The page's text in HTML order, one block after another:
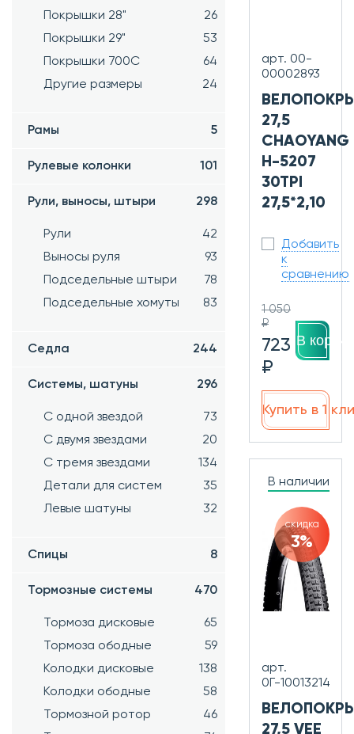
Покрышки 28"
26
Покрышки 29"
53
Покрышки 700C
64
Другие размеры
24
Рамы 5
Рулевые колонки 101
Рули, выносы, штыри 298
Рули
42
Выносы руля
93
Подседельные штыри
78
Подседельные хомуты
83
Седла 244
Системы, шатуны 296
С одной звездой
73
С двумя звездами
20
С тремя звездами
134
Детали для систем
35
Левые шатуны
32
Спицы 8
Тормозные системы 470
Тормоза дисковые
65
Тормоза ободные
59
Колодки дисковые
138
Колодки ободные
58
Тормозной ротор
46
арт. 00-
00002893
27,5
CHAOYANG
H-5207
30TPI
27,5*2,10
Добавить
к
сравнению
1 050
₽
723
₽
В
Купить в 1
В наличии
скидка
3%
арт.
0Г-10013214
27,5 VEE